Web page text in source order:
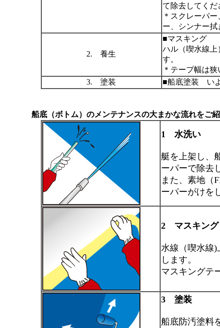
て除去してくだ
＊スクレーパ
ー、シンナー拭
2. 養生
■マスキング
ハル（喫水線
す。
＊テープ幅は
3. 塗装
■船底塗装 い
船底（ボトム）のメンテナンスの大まかな流れをご
1 水洗い
艇を上架し、
ーパーで除去
また、素地（
ーパーがけを
2 マスキング
水線（喫水線)
します。
マスキングテ
3 塗装
船底防汚塗料